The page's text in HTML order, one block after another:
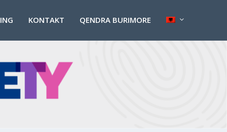
KONTAKT QENDRA BURIMORE